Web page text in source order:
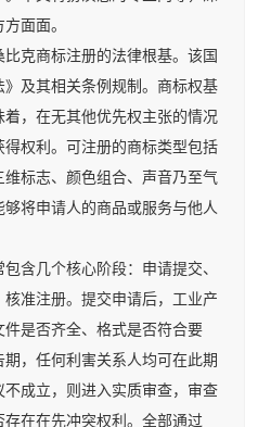
面面。
克商标注册的法律根基。该国
及其相关条例规制。商标权基
，在无其他优先权主张的情况
权利。可注册的商标类型包括
标志、颜色组合、声音乃至气
将申请人的商品或服务与他人
几个核心阶段：申请提交、
准注册。提交申请后，工业产
是否齐全、格式是否符合要
，任何利害关系人均可在此期
成立，则进入实质审查，审查
在在先冲突权利。全部通过